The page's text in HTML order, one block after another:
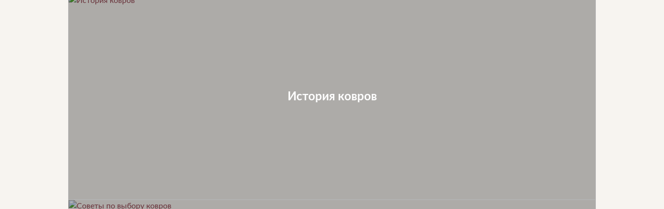
История ковров